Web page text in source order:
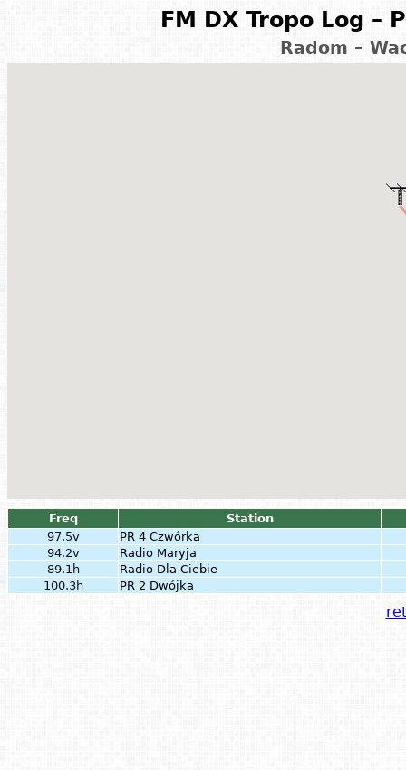
FM DX Tropo Log –
Radom –
Freq
Station
97.5v
PR 4 Czwórka
94.2v
Radio Maryja
89.1h
Radio Dla Ciebie
100.3h
PR 2 Dwójka